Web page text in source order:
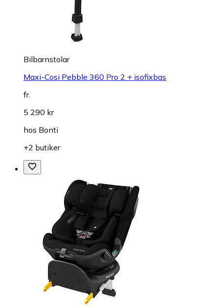
Bilbarnstolar
Maxi-Cosi Pebble 360 Pro 2 + isofixbas
fr.
5 290 kr
hos Bonti
+2 butiker